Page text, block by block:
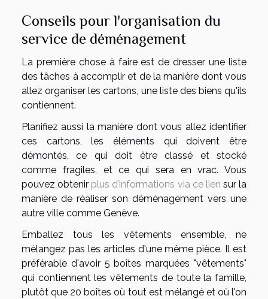
Conseils pour l'organisation du
service de déménagement
La première chose à faire est de dresser une liste
des tâches à accomplir et de la manière dont vous
allez organiser les cartons, une liste des biens qu'ils
contiennent.
Planifiez aussi la manière dont vous allez identifier
ces cartons, les éléments qui doivent être
démontés, ce qui doit être classé et stocké
comme fragiles, et ce qui sera en vrac. Vous
pouvez obtenir plus d’informations via ce lien sur la
manière de réaliser son déménagement vers une
autre ville comme Genève.
Emballez tous les vêtements ensemble, ne
mélangez pas les articles d'une même pièce. Il est
préférable d'avoir 5 boîtes marquées "vêtements"
qui contiennent les vêtements de toute la famille,
plutôt que 20 boîtes où tout est mélangé et où l'on